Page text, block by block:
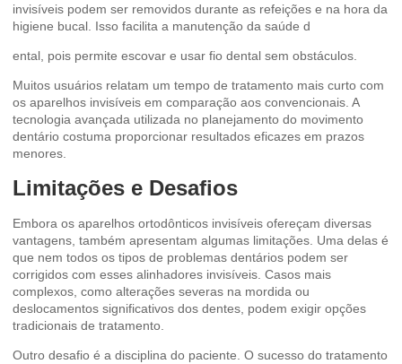
invisíveis podem ser removidos durante as refeições e na hora da
higiene bucal. Isso facilita a manutenção da saúde d
ental, pois permite escovar e usar fio dental sem obstáculos.
Muitos usuários relatam um tempo de tratamento mais curto com
os aparelhos invisíveis em comparação aos convencionais. A
tecnologia avançada utilizada no planejamento do movimento
dentário costuma proporcionar resultados eficazes em prazos
menores.
Limitações e Desafios
Embora os aparelhos ortodônticos invisíveis ofereçam diversas
vantagens, também apresentam algumas limitações. Uma delas é
que nem todos os tipos de problemas dentários podem ser
corrigidos com esses alinhadores invisíveis. Casos mais
complexos, como alterações severas na mordida ou
deslocamentos significativos dos dentes, podem exigir opções
tradicionais de tratamento.
Outro desafio é a disciplina do paciente. O sucesso do tratamento